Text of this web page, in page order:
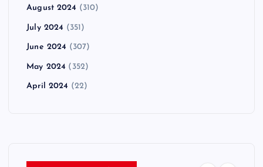
August 2024 (310)
July 2024 (351)
June 2024 (307)
May 2024 (352)
April 2024 (22)